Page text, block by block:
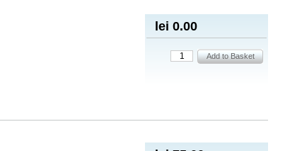
lei 0.00